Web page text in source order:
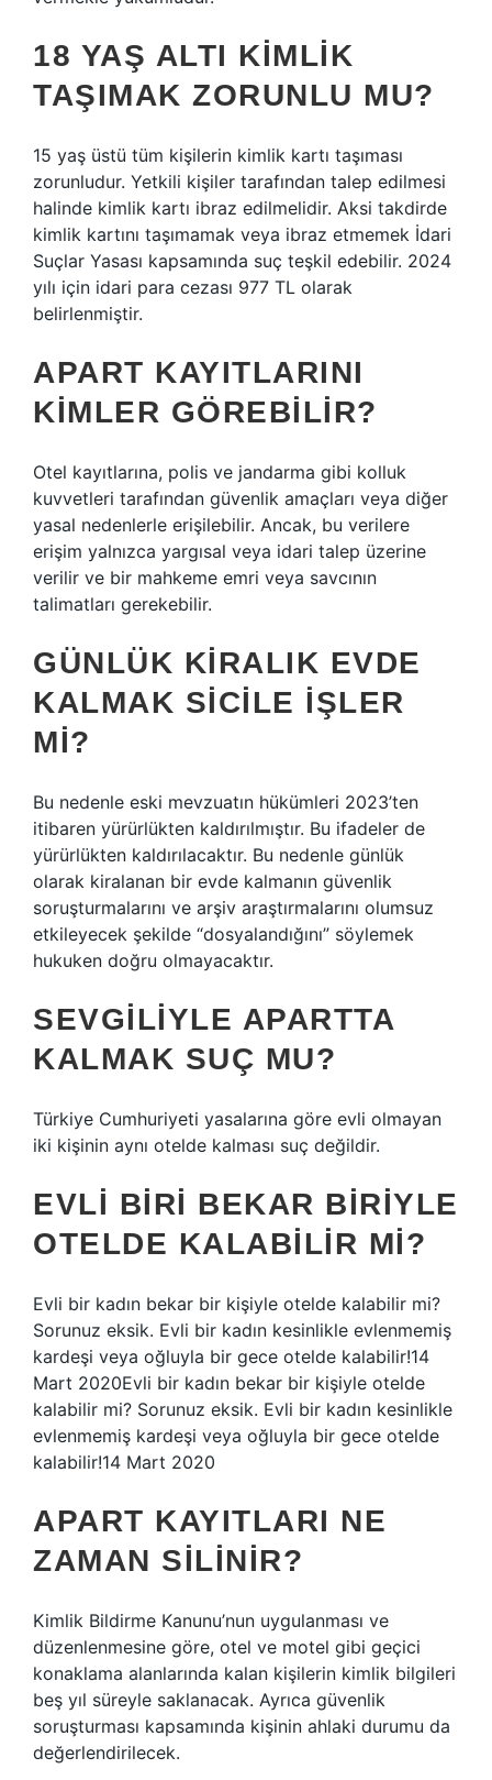
18 YAŞ ALTI KIMLIK
TAŞIMAK ZORUNLU MU?
15 yaş üstü tüm kişilerin kimlik kartı taşıması
zorunludur. Yetkili kişiler tarafından talep edilmesi
halinde kimlik kartı ibraz edilmelidir. Aksi takdirde
kimlik kartını taşımamak veya ibraz etmemek İdari
Suçlar Yasası kapsamında suç teşkil edebilir. 2024
yılı için idari para cezası 977 TL olarak
belirlenmiştir.
APART KAYITLARINI
KIMLER GÖREBILIR?
Otel kayıtlarına, polis ve jandarma gibi kolluk
kuvvetleri tarafından güvenlik amaçları veya diğer
yasal nedenlerle erişilebilir. Ancak, bu verilere
erişim yalnızca yargısal veya idari talep üzerine
verilir ve bir mahkeme emri veya savcının
talimatları gerekebilir.
GÜNLÜK KIRALIK EVDE
KALMAK SICILE IŞLER
MI?
Bu nedenle eski mevzuatın hükümleri 2023’ten
itibaren yürürlükten kaldırılmıştır. Bu ifadeler de
yürürlükten kaldırılacaktır. Bu nedenle günlük
olarak kiralanan bir evde kalmanın güvenlik
soruşturmalarını ve arşiv araştırmalarını olumsuz
etkileyecek şekilde “dosyalandığını” söylemek
hukuken doğru olmayacaktır.
SEVGILIYLE APARTTA
KALMAK SUÇ MU?
Türkiye Cumhuriyeti yasalarına göre evli olmayan
iki kişinin aynı otelde kalması suç değildir.
EVLI BIRI BEKAR BIRIYLE
OTELDE KALABILIR MI?
Evli bir kadın bekar bir kişiyle otelde kalabilir mi?
Sorunuz eksik. Evli bir kadın kesinlikle evlenmemiş
kardeşi veya oğluyla bir gece otelde kalabilir!14
Mart 2020Evli bir kadın bekar bir kişiyle otelde
kalabilir mi? Sorunuz eksik. Evli bir kadın kesinlikle
evlenmemiş kardeşi veya oğluyla bir gece otelde
kalabilir!14 Mart 2020
APART KAYITLARI NE
ZAMAN SILINIR?
Kimlik Bildirme Kanunu’nun uygulanması ve
düzenlenmesine göre, otel ve motel gibi geçici
konaklama alanlarında kalan kişilerin kimlik bilgileri
beş yıl süreyle saklanacak. Ayrıca güvenlik
soruşturması kapsamında kişinin ahlaki durumu da
değerlendirilecek.